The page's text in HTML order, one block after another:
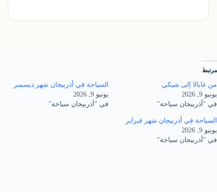
مرتبط
من غابالا إلى شيكي
يونيو 9, 2026
في "أذربيجان سياحة"
السياحة في أذربيجان شهر ديسمبر
يونيو 9, 2026
في "أذربيجان سياحة"
السياحة في أذربيجان شهر فبراير
يونيو 9, 2026
في "أذربيجان سياحة"